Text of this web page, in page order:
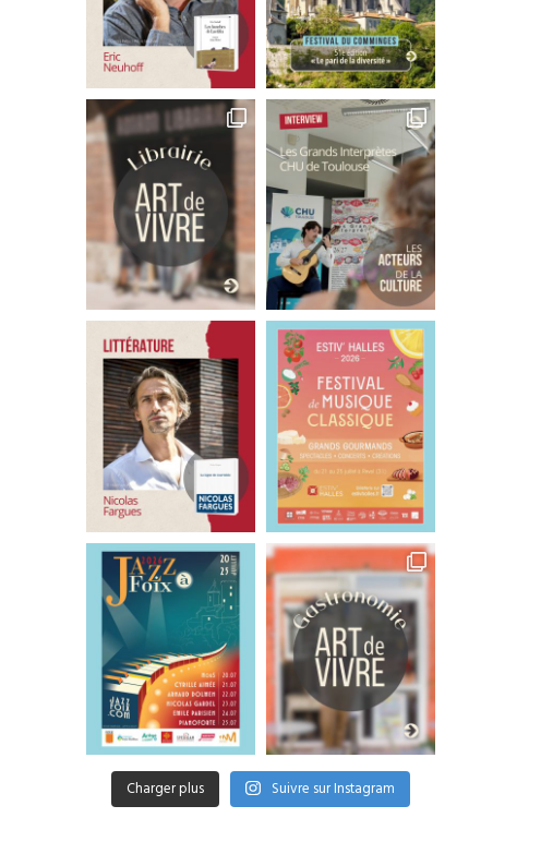
Charger plus Suivre sur Instagram